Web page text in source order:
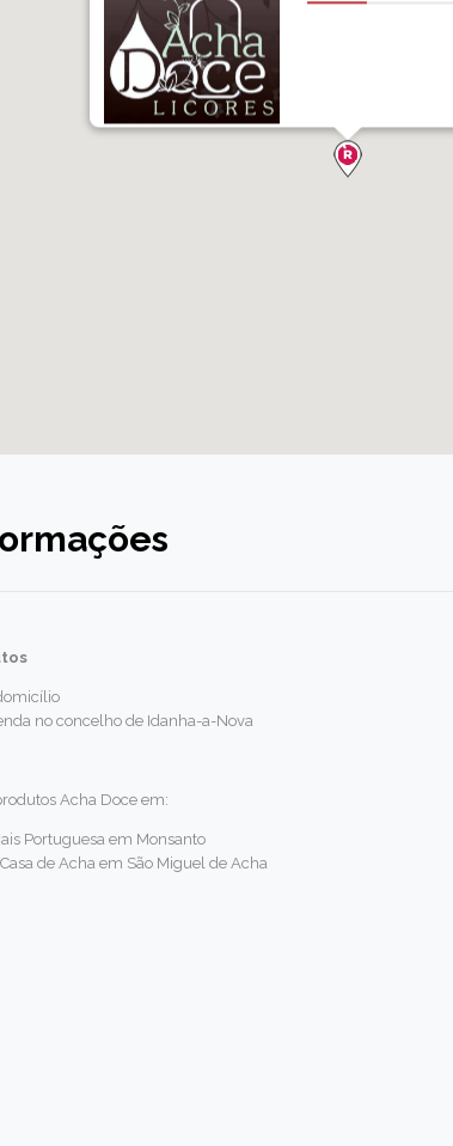
no concelho de Idanha-a-Nova
Acha Doce em:
Portuguesa em Monsanto
de Acha em São Miguel de Acha